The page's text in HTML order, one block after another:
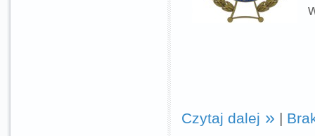
Czytaj dalej |